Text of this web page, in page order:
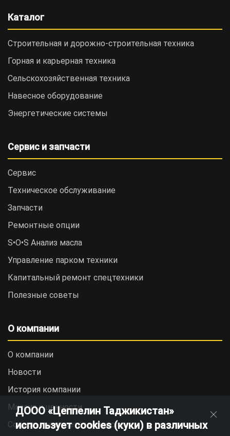
Каталог
Строительная и дорожно-cтроительная техника
Горная и карьерная техника
Сельскохозяйственная техника
Навесное оборудование
Энергетические системы
Сервис и запчасти
Сервис
Техническое обслуживание
Запчасти
Ремонтные опции
S•O•S Анализ масла
Управление парком техники
Капитальный ремонт спецтехники
Полезные советы
О компании
О компании
Новости
История компании
Миссия и ценности
Социальная ответственность
ДООО «Цеппелин Таджикистан»
использует cookies (куки) в различных